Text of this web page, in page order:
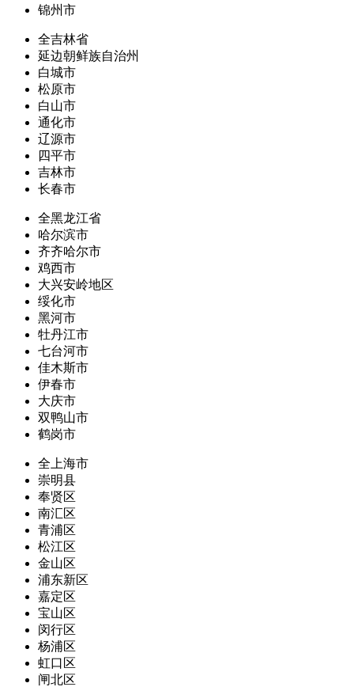
锦州市
全吉林省
延边朝鲜族自治州
白城市
松原市
白山市
通化市
辽源市
四平市
吉林市
长春市
全黑龙江省
哈尔滨市
齐齐哈尔市
鸡西市
大兴安岭地区
绥化市
黑河市
牡丹江市
七台河市
佳木斯市
伊春市
大庆市
双鸭山市
鹤岗市
全上海市
崇明县
奉贤区
南汇区
青浦区
松江区
金山区
浦东新区
嘉定区
宝山区
闵行区
杨浦区
虹口区
闸北区